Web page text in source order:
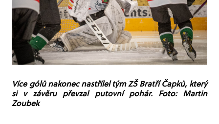
Více gólů nakonec nastřílel tým ZŠ Bratří Čapků, který
si v závěru převzal putovní pohár. Foto: Martin
Zoubek